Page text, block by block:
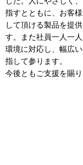
指すとともに、お客
して頂ける製品を提
す。また社員一人一
環境に対応し、幅広
指して参ります。
今後ともご支援を賜